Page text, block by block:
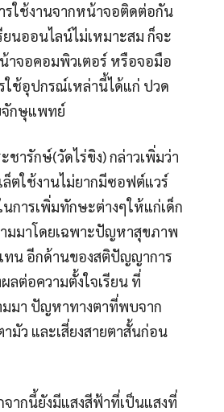
รใช้งานจากหน้าจอติดต่อกัน
ยนออนไลน์ไม่เหมาะสม ก็จะ
าจอคอมพิวเตอร์ หรือจอมือ
ใช้อุปกรณ์เหล่านี้ได้แก่ ปวด
จักษุแพทย์
ารักษ์(วัดไร่ขิง) กล่าวเพิ่มว่า
ตใช้งานไม่ยากมีซอฟต์แวร์
การเพิ่มทักษะต่างๆให้แก่เด็ก
มมาโดยเฉพาะปัญหาสุขภาพ
ทน อีกด้านของสติปัญญาการ
ต่อความตั้งใจเรียน ที่
มมา ปัญหาทางตาที่พบจาก
มัว และเสี่ยงสายตาสั้นก่อน
ากนี้ยังมีแสงสีฟ้าที่เป็นแสงที่